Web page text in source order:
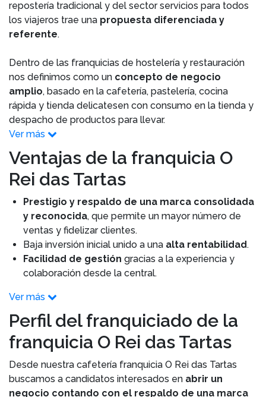
repostería tradicional y del sector servicios para todos
los viajeros trae una propuesta diferenciada y
referente.
Dentro de las franquicias de hostelería y restauración
nos definimos como un concepto de negocio
amplio, basado en la cafetería, pastelería, cocina
rápida y tienda delicatesen con consumo en la tienda y
despacho de productos para llevar.
Ver más
Ventajas de la franquicia O
Rei das Tartas
Prestigio y respaldo de una marca consolidada
y reconocida, que permite un mayor número de
ventas y fidelizar clientes.
Baja inversión inicial unido a una alta rentabilidad.
Facilidad de gestión gracias a la experiencia y
colaboración desde la central.
Ver más
Perfil del franquiciado de la
franquicia O Rei das Tartas
Desde nuestra cafetería franquicia O Rei das Tartas
buscamos a candidatos interesados en abrir un
negocio contando con el respaldo de una marca